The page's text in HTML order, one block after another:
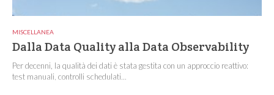
MISCELLANEA
Dalla Data Quality alla Data Observability
Per decenni, la qualità dei dati è stata gestita con un approccio reattivo:
test manuali, controlli schedulati...